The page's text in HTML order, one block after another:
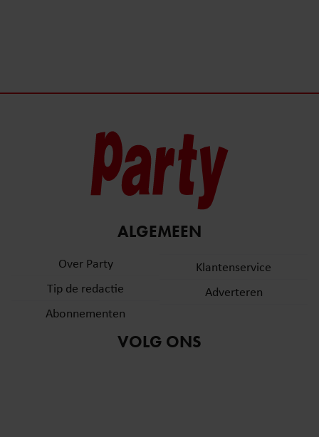
ALGEMEEN
Over Party
Tip de redactie
Abonnementen
Klantenservice
Adverteren
VOLG ONS